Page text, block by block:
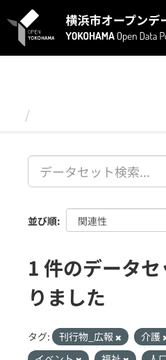
キ
並び順
1 件のデータ
りました
タグ: 刊行物_広報 介護